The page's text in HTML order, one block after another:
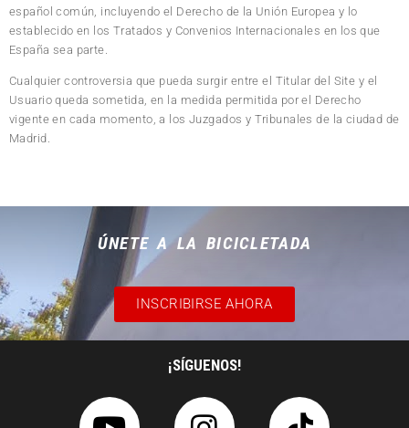
español común, incluyendo el Derecho de la Unión Europea y lo
establecido en los Tratados y Convenios Internacionales en los que
España sea parte.
Cualquier controversia que pueda surgir entre el Titular del Site y el
Usuario queda sometida, en la medida permitida por el Derecho
vigente en cada momento, a los Juzgados y Tribunales de la ciudad de
Madrid.
ÚNETE A LA BICICLETADA
INSCRIBIRSE AHORA
¡SÍGUENOS!